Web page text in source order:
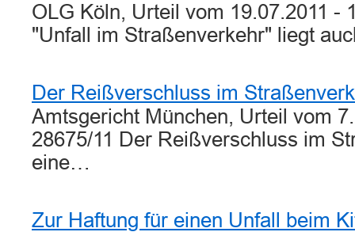
OLG Köln, Urteil vom 19.07.2011 -
"Unfall im Straßenverkehr" liegt
Der Reißverschluss im
Amtsgericht München, Urteil vom
28675/11 Der Reißverschluss im
eine…
Zur Haftung für einen Unfall beim